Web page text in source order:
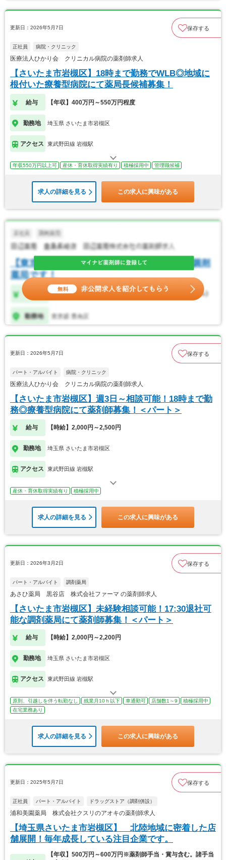
更新日：2026年5月7日 保存する
正社員 病院・クリニック
医療法人ひかり会 クリニカル病院の薬剤師求人
【さいたま市岩槻区】18時まで勤務でWLB◎地域に
根付いた療養型病院にて薬局長候補募集！
給与 【年収】400万円～550万円程度
勤務地 埼玉県 さいたま市岩槻区
アクセス 東武野田線 岩槻駅
年収550万円以上可 産休・育休取得実績有り 積極採用中 管理職候補
求人の詳細を見る この求人に興味がある
更新日：2026年5月7日 保存する
パート・アルバイト 病院・クリニック
医療法人ひかり会 クリニカル病院の薬剤師求人
【さいたま市岩槻区】週3日～相談可能！18時まで勤
務◎療養型病院にて薬剤師募集！＜パート＞
給与 【時給】2,000円～2,500円
勤務地 埼玉県 さいたま市岩槻区
アクセス 東武野田線 岩槻駅
産休・育休取得実績有り 積極採用中
求人の詳細を見る この求人に興味がある
更新日：2026年3月2日 保存する
パート・アルバイト 調剤薬局
あさひ薬局 黒谷店 株式会社ファーマ の薬剤師求人
【さいたま市岩槻区】未経験相談可能！17:30退社可
能な調剤薬局にて薬剤師募集！＜パート＞
給与 【時給】2,000円～2,200円
勤務地 埼玉県 さいたま市岩槻区
アクセス 東武野田線 岩槻駅
原則、引越しを伴う転勤なし 残業月10ｈ以下 車通勤可 店舗数1～9
積極採用中
在宅業務あり
求人の詳細を見る この求人に興味がある
更新日：2025年5月7日 保存する
正社員 パート・アルバイト ドラッグストア（調剤併設）
浦和美園薬局 株式会社クスリのアオキの薬剤師求人
【埼玉県さいたま市岩槻区】 北陸地域に密着した店
舗展開！毎年成長している注目企業です。
【年収】500万円～600万円※薬剤師手当・賞与含む。諸手当